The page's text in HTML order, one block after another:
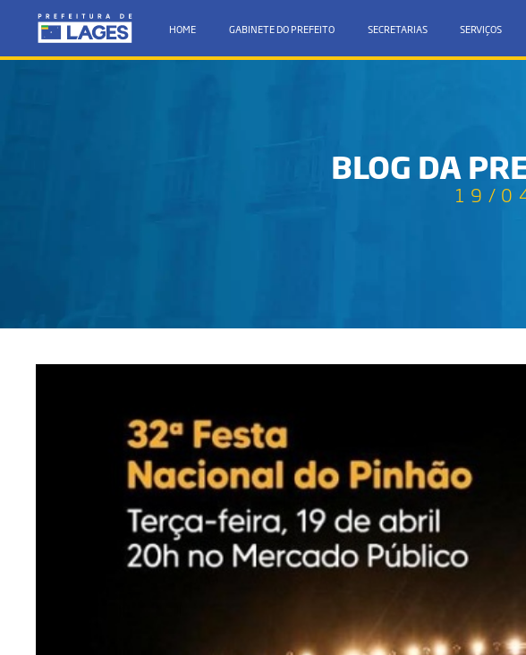
HOME GABINETE DO PREFEITO SECRETARIAS SERVIÇOS
BLOG DA
19/